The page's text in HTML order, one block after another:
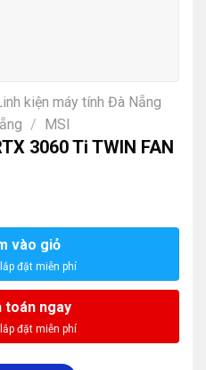
kiện máy tính Đà Nẵng
/ MSI
3060 Ti TWIN FAN
vào giỏ
toán ngay